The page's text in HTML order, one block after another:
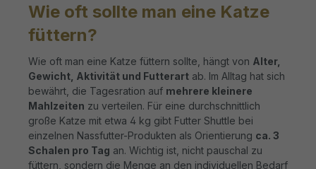
Wie oft sollte man eine Katze
füttern?
Wie oft man eine Katze füttern sollte, hängt von Alter,
Gewicht, Aktivität und Futterart ab. Im Alltag hat sich
bewährt, die Tagesration auf mehrere kleinere
Mahlzeiten zu verteilen. Für eine durchschnittlich
große Katze mit etwa 4 kg gibt Futter Shuttle bei
einzelnen Nassfutter-Produkten als Orientierung ca. 3
Schalen pro Tag an. Wichtig ist, nicht pauschal zu
füttern, sondern die Menge an den individuellen Bedarf